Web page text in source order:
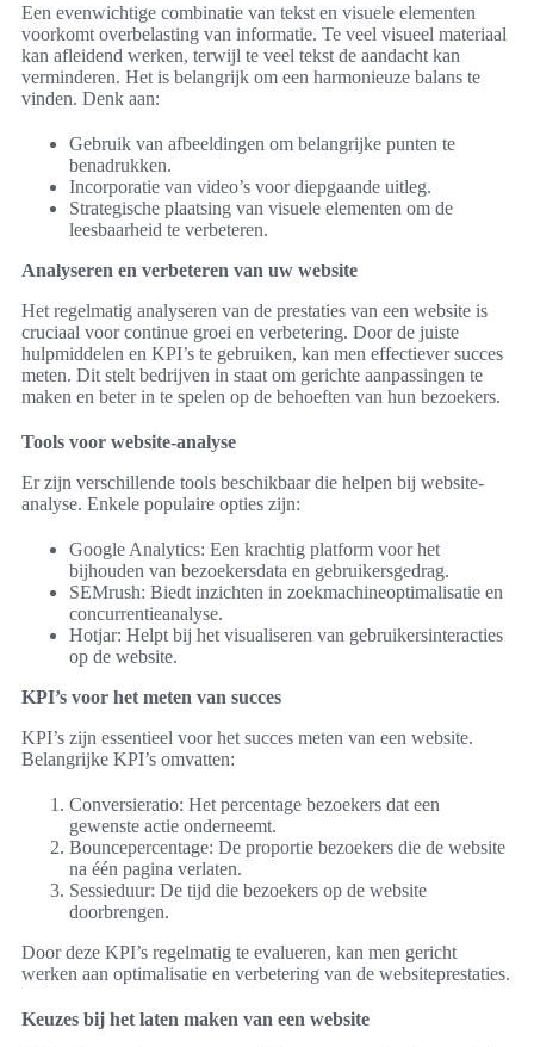
Een evenwichtige combinatie van tekst en visuele elementen
voorkomt overbelasting van informatie. Te veel visueel materiaal
kan afleidend werken, terwijl te veel tekst de aandacht kan
verminderen. Het is belangrijk om een harmonieuze balans te
vinden. Denk aan:
Gebruik van afbeeldingen om belangrijke punten te
benadrukken.
Incorporatie van video’s voor diepgaande uitleg.
Strategische plaatsing van visuele elementen om de
leesbaarheid te verbeteren.
Analyseren en verbeteren van uw website
Het regelmatig analyseren van de prestaties van een website is
cruciaal voor continue groei en verbetering. Door de juiste
hulpmiddelen en KPI’s te gebruiken, kan men effectiever succes
meten. Dit stelt bedrijven in staat om gerichte aanpassingen te
maken en beter in te spelen op de behoeften van hun bezoekers.
Tools voor website-analyse
Er zijn verschillende tools beschikbaar die helpen bij website-
analyse. Enkele populaire opties zijn:
Google Analytics: Een krachtig platform voor het
bijhouden van bezoekersdata en gebruikersgedrag.
SEMrush: Biedt inzichten in zoekmachineoptimalisatie en
concurrentieanalyse.
Hotjar: Helpt bij het visualiseren van gebruikersinteracties
op de website.
KPI’s voor het meten van succes
KPI’s zijn essentieel voor het succes meten van een website.
Belangrijke KPI’s omvatten:
Conversieratio: Het percentage bezoekers dat een
gewenste actie onderneemt.
Bouncepercentage: De proportie bezoekers die de website
na één pagina verlaten.
Sessieduur: De tijd die bezoekers op de website
doorbrengen.
Door deze KPI’s regelmatig te evalueren, kan men gericht
werken aan optimalisatie en verbetering van de websiteprestaties.
Keuzes bij het laten maken van een website